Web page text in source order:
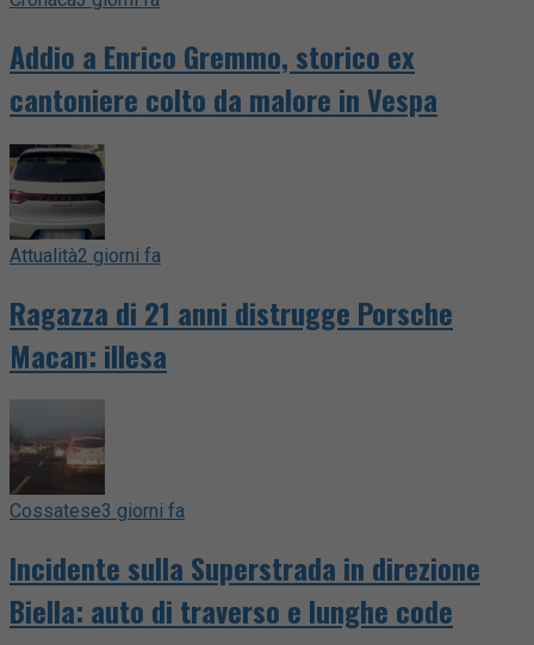
Addio a Enrico Gremmo, storico ex
cantoniere colto da malore in Vespa
Attualità2 giorni fa
Ragazza di 21 anni distrugge Porsche
Macan: illesa
Cossatese3 giorni fa
Incidente sulla Superstrada in direzione
Biella: auto di traverso e lunghe code